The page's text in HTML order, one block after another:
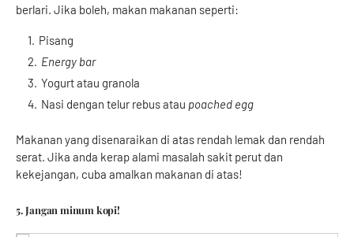
berlari. Jika boleh, makan makanan seperti:
Pisang
Energy bar
Yogurt atau granola
Nasi dengan telur rebus atau poached egg
Makanan yang disenaraikan di atas rendah lemak dan rendah
serat. Jika anda kerap alami masalah sakit perut dan
kekejangan, cuba amalkan makanan di atas!
5. Jangan minum kopi!